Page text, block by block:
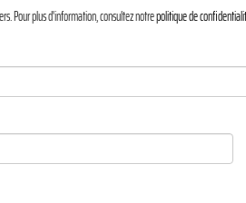
Pour plus d'information, consultez notrepolitique de